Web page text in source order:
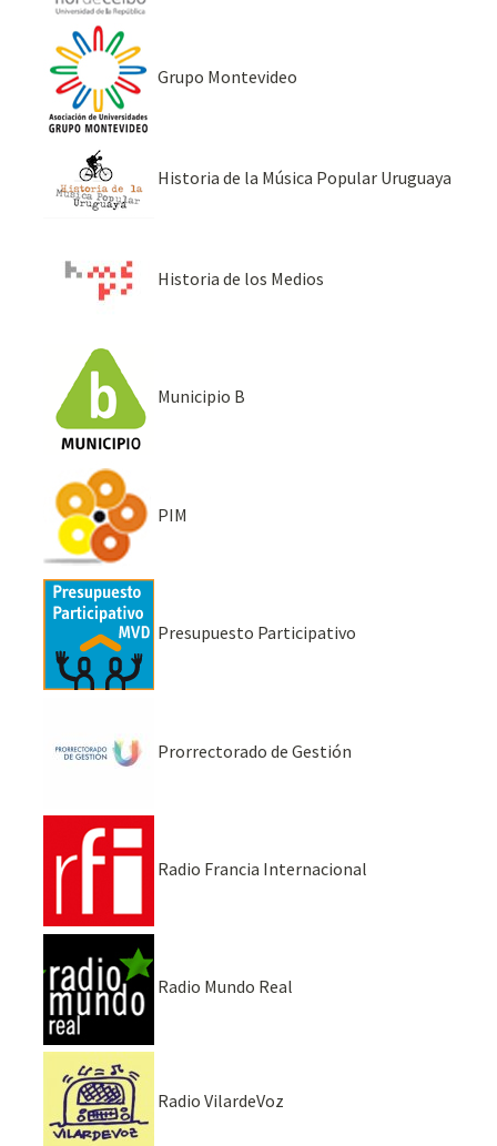
Grupo Montevideo
Historia de la Música Popular Uruguaya
Historia de los Medios
Municipio B
PIM
Presupuesto Participativo
Prorrectorado de Gestión
Radio Francia Internacional
Radio Mundo Real
Radio VilardeVoz